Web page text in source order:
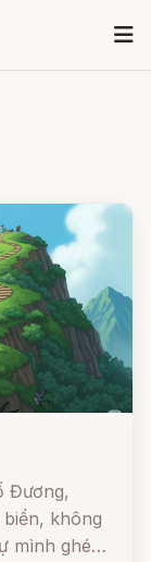
Đương,
không
mình ghép